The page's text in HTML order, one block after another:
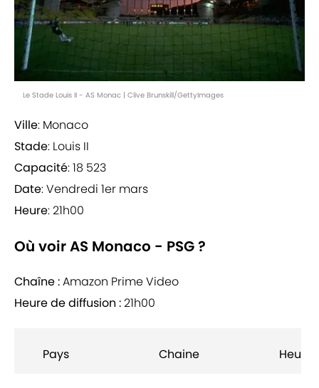
Le Stade Louis II - AS Monac | Clive Brunskill/GettyImages
Ville: Monaco
Stade: Louis II
Capacité: 18 523
Date: Vendredi 1er mars
Heure: 21h00
Où voir AS Monaco - PSG ?
Chaîne :Amazon Prime Video
Heure de diffusion :21h00
Pays Chaine Heure